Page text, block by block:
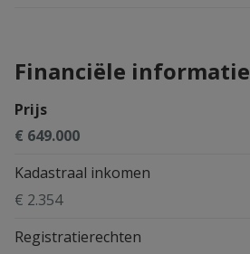
Financiële informatie
Prijs
€ 649.000
Kadastraal inkomen
€ 2.354
Registratierechten